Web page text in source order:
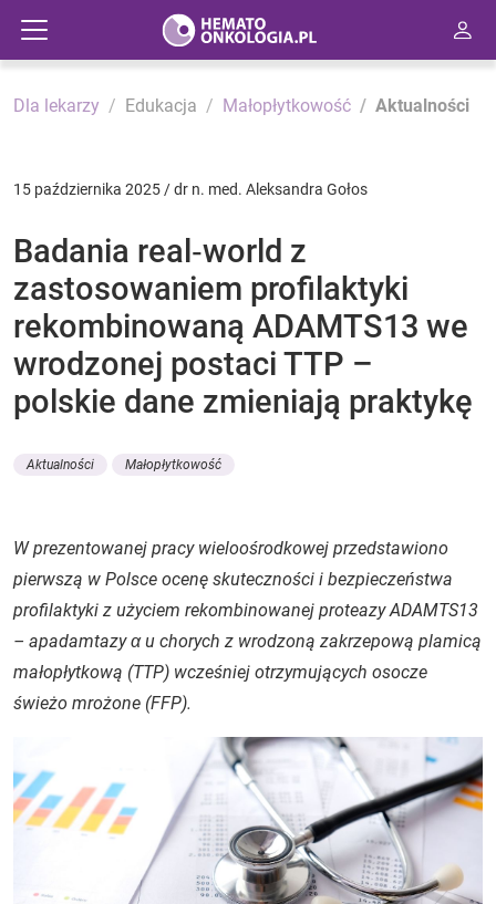
Dla lekarzy Edukacja Małopłytkowość Aktualności
15 października 2025 / dr n. med. Aleksandra Gołos
Badania real‑world z
zastosowaniem profilaktyki
rekombinowaną ADAMTS13 we
wrodzonej postaci TTP –
polskie dane zmieniają praktykę
Aktualności Małopłytkowość
W prezentowanej pracy wieloośrodkowej przedstawiono
pierwszą w Polsce ocenę skuteczności i bezpieczeństwa
profilaktyki z użyciem rekombinowanej proteazy ADAMTS13
– apadamtazy α u chorych z wrodzoną zakrzepową plamicą
małopłytkową (TTP) wcześniej otrzymujących osocze
świeżo mrożone (FFP).